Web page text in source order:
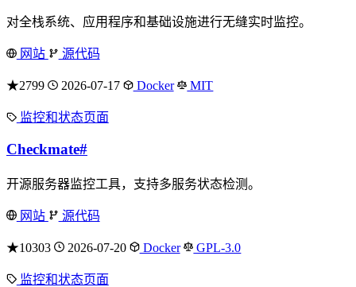
对全栈系统、应用程序和基础设施进行无缝实时监控。
网站 源代码
★2799 2026-07-17 Docker MIT
监控和状态页面
Checkmate#
开源服务器监控工具，支持多服务状态检测。
网站 源代码
★10303 2026-07-20 Docker GPL-3.0
监控和状态页面